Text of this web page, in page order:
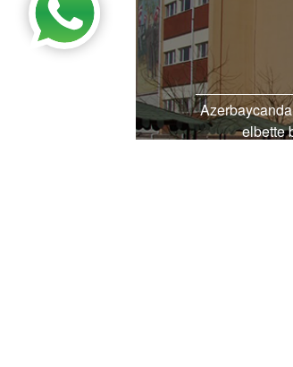
Azerbaycanda
elbette